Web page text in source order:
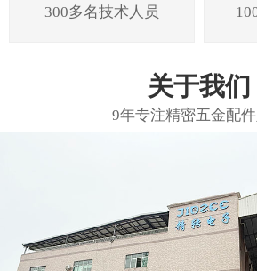
300多名技术人员
关于我们